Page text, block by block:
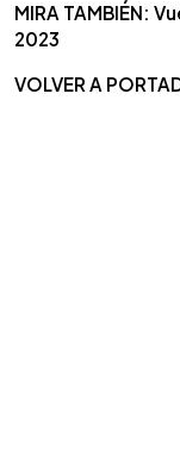
MIRA TAMBIÉN:
2023
VOLVER A